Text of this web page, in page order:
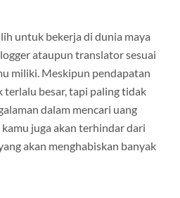
untuk bekerja di dunia maya
ataupun translator sesuai
miliki. Meskipun pendapatan
besar, tapi paling tidak
dalam mencari uang
juga akan terhindar dari